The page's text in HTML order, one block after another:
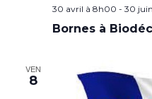
30 avril à 8h00 - 30
Bornes à
VEN
8